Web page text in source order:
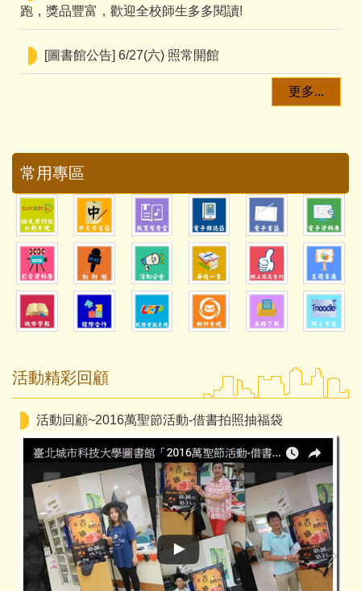
跑，獎品豐富，歡迎全校師生多多閱讀!
[圖書館公告] 6/27(六) 照常開館
更多...
常用專區
活動精彩回顧
活動回顧~2016萬聖節活動-借書拍照抽福袋